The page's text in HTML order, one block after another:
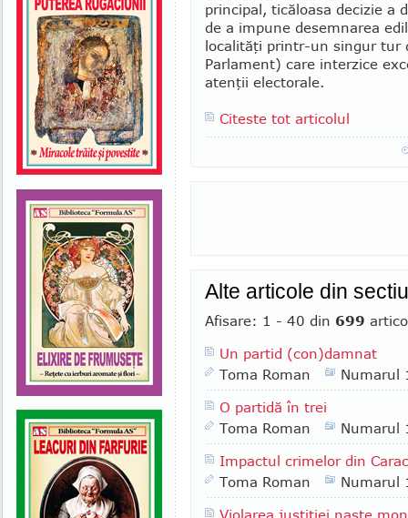
prin­ci­pal, ticăloasa decizie a
de a impune de­semnarea
localităţi prin­tr-un singur tur
Parla­ment) care interzice
atenţii electorale.
Citeste tot articolul
Alte articole din
Afisare: 1 - 40 din 699
Un partid (con)damnat
Toma Roman
Numarul
O partidă în trei
Toma Roman
Numarul
Impactul crimelor din
Toma Roman
Numarul
Violarea justiţiei naşte